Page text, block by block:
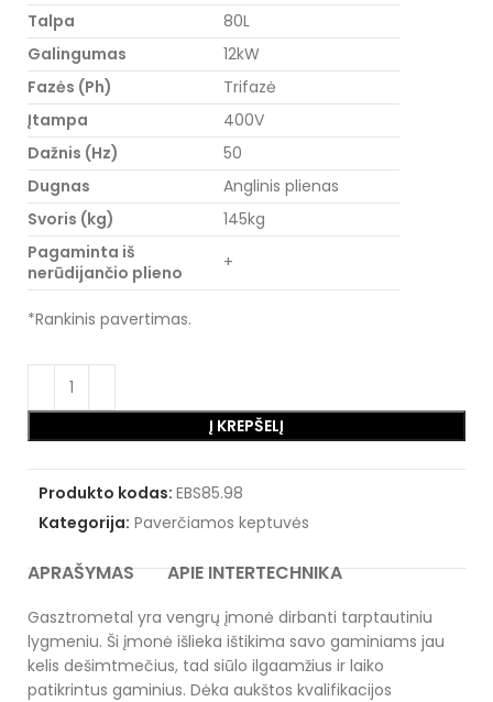
Talpa
80L
Galingumas
12kW
Fazės (Ph)
Trifazė
Įtampa
400V
Dažnis (Hz)
50
Dugnas
Anglinis plienas
Svoris (kg)
145kg
Pagaminta iš
nerūdijančio plieno
+
*Rankinis pavertimas.
Į KREPŠELĮ
Produkto kodas: EBS85.98
Kategorija: Paverčiamos keptuvės
APRAŠYMAS APIE INTERTECHNIKA
Gasztrometal yra vengrų įmonė dirbanti tarptautiniu
lygmeniu. Ši įmonė išlieka ištikima savo gaminiams jau
kelis dešimtmečius, tad siūlo ilgaamžius ir laiko
patikrintus gaminius. Dėka aukštos kvalifikacijos